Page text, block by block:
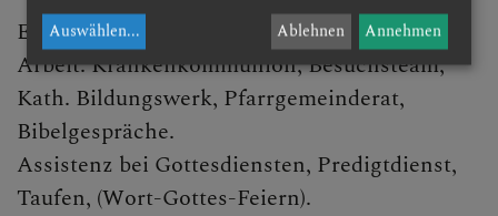
Einige Bereiche meiner ehrenamtlichen
Arbeit: Krankenkommunion, Besuchsteam,
Kath. Bildungswerk, Pfarrgemeinderat,
Bibelgespräche.
Assistenz bei Gottesdiensten, Predigtdienst,
Taufen, (Wort-Gottes-Feiern).
Auswählen... Ablehnen Annehmen